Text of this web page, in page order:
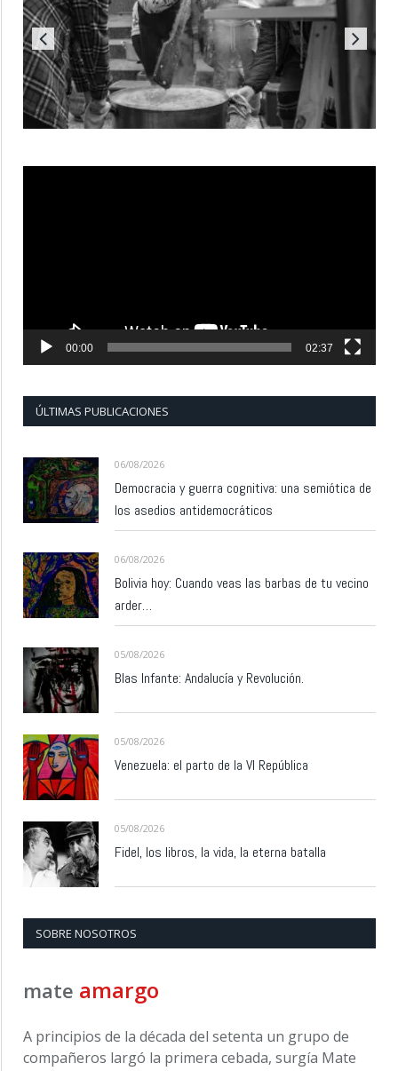
00:00 02:37
ÚLTIMAS PUBLICACIONES
06/08/2026
Democracia y guerra cognitiva: una semiótica de
los asedios antidemocráticos
06/08/2026
Bolivia hoy: Cuando veas las barbas de tu vecino
arder…
05/08/2026
Blas Infante: Andalucía y Revolución.
05/08/2026
Venezuela: el parto de la VI República
05/08/2026
Fidel, los libros, la vida, la eterna batalla
SOBRE NOSOTROS
mate amargo
A principios de la década del setenta un grupo de
compañeros largó la primera cebada, surgía Mate